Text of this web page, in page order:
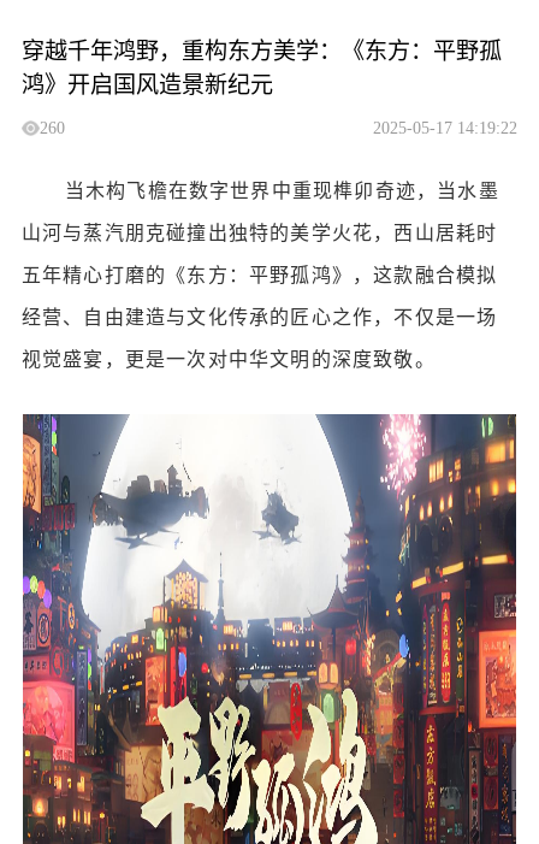
穿越千年鸿野，重构东方美学：《东方：平野孤
鸿》开启国风造景新纪元
260 2025-05-17 14:19:22
当木构飞檐在数字世界中重现榫卯奇迹，当水墨
山河与蒸汽朋克碰撞出独特的美学火花，西山居耗时
五年精心打磨的《东方：平野孤鸿》，这款融合模拟
经营、自由建造与文化传承的匠心之作，不仅是一场
视觉盛宴，更是一次对中华文明的深度致敬。